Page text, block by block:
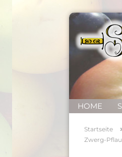
HOME
Startseite
Zwerg-